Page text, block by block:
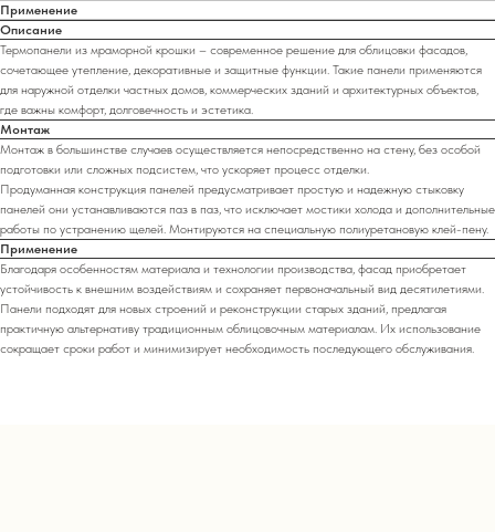
Применение
Описание
Термопанели из мраморной крошки – современное решение для облицовки фасадов,
сочетающее утепление, декоративные и защитные функции. Такие панели применяются
для наружной отделки частных домов, коммерческих зданий и архитектурных объектов,
где важны комфорт, долговечность и эстетика.
Монтаж
Монтаж в большинстве случаев осуществляется непосредственно на стену, без особой
подготовки или сложных подсистем, что ускоряет процесс отделки.
Продуманная конструкция панелей предусматривает простую и надежную стыковку
панелей они устанавливаются паз в паз, что исключает мостики холода и дополнительные
работы по устранению щелей. Монтируются на специальную полиуретановую клей-пену.
Применение
Благодаря особенностям материала и технологии производства, фасад приобретает
устойчивость к внешним воздействиям и сохраняет первоначальный вид десятилетиями.
Панели подходят для новых строений и реконструкции старых зданий, предлагая
практичную альтернативу традиционным облицовочным материалам. Их использование
сокращает сроки работ и минимизирует необходимость последующего обслуживания.